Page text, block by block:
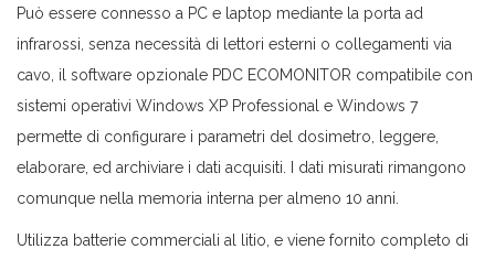
Può essere connesso a PC e laptop mediante la porta ad
infrarossi, senza necessità di lettori esterni o collegamenti via
cavo, il software opzionale PDC ECOMONITOR compatibile con
sistemi operativi Windows XP Professional e Windows 7
permette di configurare i parametri del dosimetro, leggere,
elaborare, ed archiviare i dati acquisiti. I dati misurati rimangono
comunque nella memoria interna per almeno 10 anni.
Utilizza batterie commerciali al litio, e viene fornito completo di